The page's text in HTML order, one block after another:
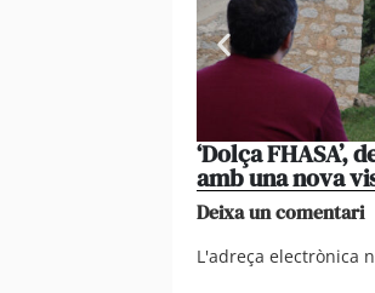
‘Dolça
amb una nova
Deixa un comentari
L'adreça electrònica